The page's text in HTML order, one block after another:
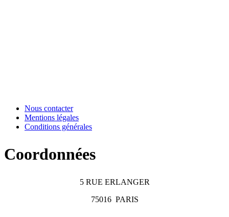
Nous contacter
Mentions légales
Conditions générales
Coordonnées
5 RUE ERLANGER
75016 PARIS